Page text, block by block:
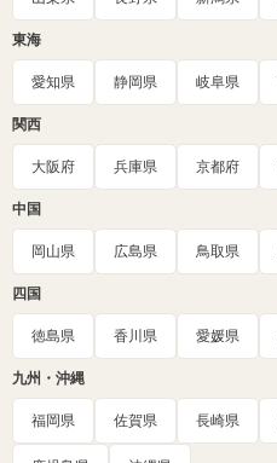
東海
愛知県 静岡県 岐阜県
関西
大阪府 兵庫県 京都府
中国
岡山県 広島県 鳥取県
四国
徳島県 香川県 愛媛県
九州・沖縄
福岡県 佐賀県 長崎県